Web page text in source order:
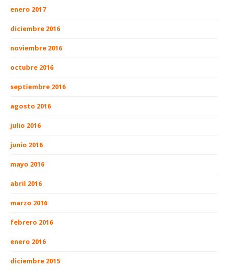
enero 2017
diciembre 2016
noviembre 2016
octubre 2016
septiembre 2016
agosto 2016
julio 2016
junio 2016
mayo 2016
abril 2016
marzo 2016
febrero 2016
enero 2016
diciembre 2015